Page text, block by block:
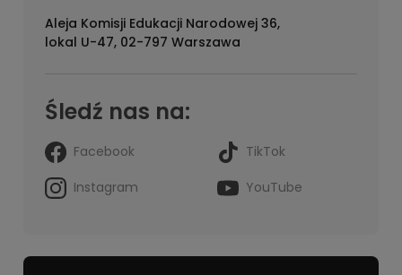
Aleja Komisji Edukacji Narodowej 36,
lokal U-47, 02-797 Warszawa
Śledź nas na:
Facebook
TikTok
Instagram
YouTube